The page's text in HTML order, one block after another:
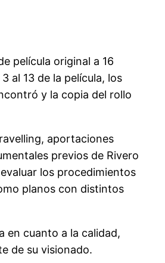
película original a 16
al 13 de la película, los
y la copia del rollo
aportaciones
previos de Rivero
los procedimientos
planos con distintos
en cuanto a la calidad,
de su visionado.